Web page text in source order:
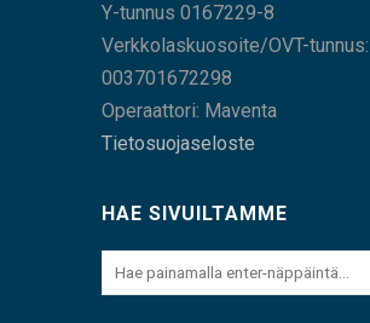
Y-tunnus 0167229-8
Verkkolaskuosoite/OVT-tunnus:
003701672298
Operaattori: Maventa
Tietosuojaseloste
HAE SIVUILTAMME